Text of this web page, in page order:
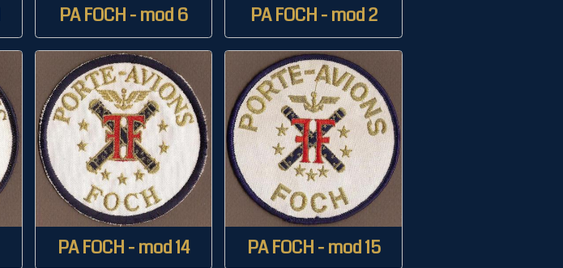
PA FOCH - mod 6 PA FOCH - mod 2
PA FOCH - mod 14 PA FOCH - mod 15